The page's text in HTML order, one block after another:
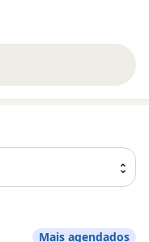
Mais agendados